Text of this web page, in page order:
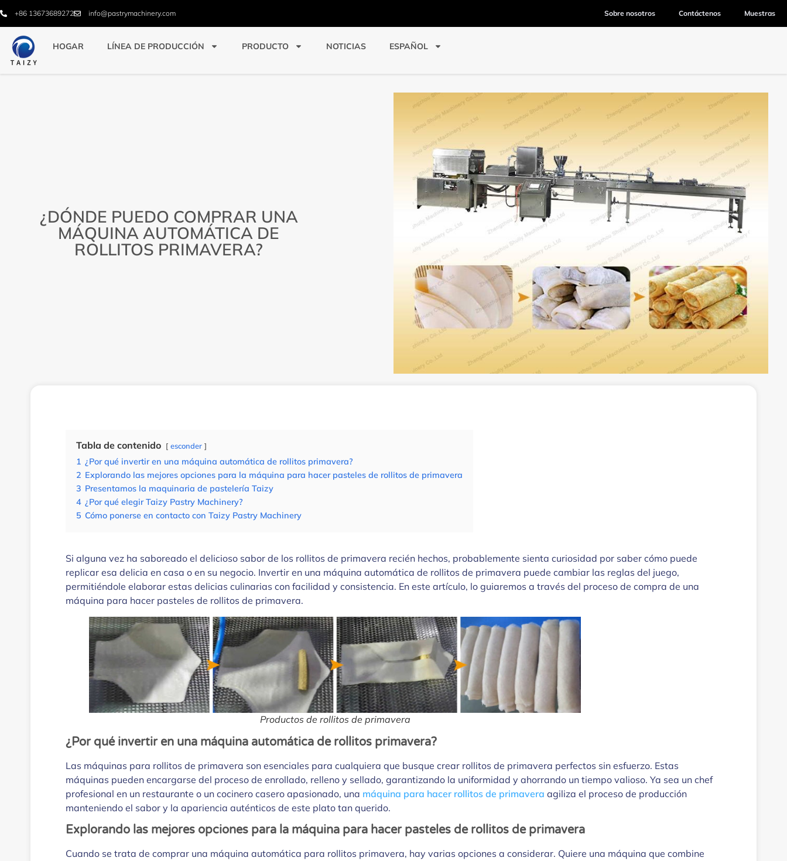
+86 13673689272 info@pastrymachinery.com Sobre nosotros Contáctenos Muestras
HOGAR LÍNEA DE PRODUCCIÓN PRODUCTO NOTICIAS ESPAÑOL
¿DÓNDE PUEDO COMPRAR UNA
MÁQUINA AUTOMÁTICA DE
ROLLITOS PRIMAVERA?
Tabla de contenido esconder
1 ¿Por qué invertir en una máquina automática de rollitos primavera?
2 Explorando las mejores opciones para la máquina para hacer pasteles de rollitos de primavera
3 Presentamos la maquinaria de pastelería Taizy
4 ¿Por qué elegir Taizy Pastry Machinery?
5 Cómo ponerse en contacto con Taizy Pastry Machinery
Si alguna vez ha saboreado el delicioso sabor de los rollitos de primavera recién hechos, probablemente sienta curiosidad por saber cómo puede
replicar esa delicia en casa o en su negocio. Invertir en una máquina automática de rollitos de primavera puede cambiar las reglas del juego,
permitiéndole elaborar estas delicias culinarias con facilidad y consistencia. En este artículo, lo guiaremos a través del proceso de compra de una
máquina para hacer pasteles de rollitos de primavera.
Productos de rollitos de primavera
¿Por qué invertir en una máquina automática de rollitos primavera?
Las máquinas para rollitos de primavera son esenciales para cualquiera que busque crear rollitos de primavera perfectos sin esfuerzo. Estas
máquinas pueden encargarse del proceso de enrollado, relleno y sellado, garantizando la uniformidad y ahorrando un tiempo valioso. Ya sea un chef
profesional en un restaurante o un cocinero casero apasionado, una máquina para hacer rollitos de primavera agiliza el proceso de producción
manteniendo el sabor y la apariencia auténticos de este plato tan querido.
Explorando las mejores opciones para la máquina para hacer pasteles de rollitos de primavera
Cuando se trata de comprar una máquina automática para rollitos primavera, hay varias opciones a considerar. Quiere una máquina que combine